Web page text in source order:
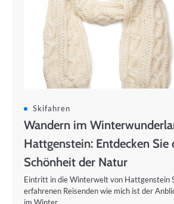
Skifahren
Wandern im
Hattgenstein: Entdecken Sie
Schönheit der Natur
Eintritt in die Winterwelt von Hattgenstein
erfahrenen Reisenden wie mich ist der